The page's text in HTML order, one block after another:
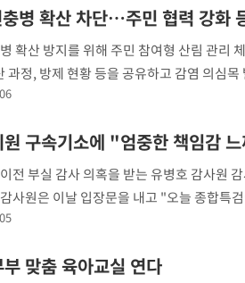
공대 교수…이병
계 절차 개시
액 25.3%↑
병 확산 차단…주민 협력 강화
확산 방지를 위해 주민 참여형 산림 관리
과정, 방제 현황 등을 공유하고 감염 의심
발견과 신속한 제거가 추가 확산을 막는
구속기소에 "엄중한 책임감
전 부실 감사 의혹을 받는 유병호 감사원
사원은 이날 입장문을 내고 "오늘 종합특
다. 감사원은 "감사원의 직무상 독립
맞춤 육아교실 연다